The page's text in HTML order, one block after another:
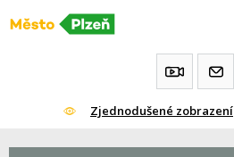
Přeskočit
Zjednodušené zobrazení